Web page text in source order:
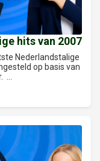
hits van 2007
Nederlandstalige
op basis van